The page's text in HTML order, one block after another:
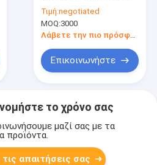
έγγραφο φίλτρων
καφέ 2 - 4
φλυτζανιών
Τιμή:negotiated
MOQ:3000
Λάβετε την πιο πρόσφατη τιμή
Επικοινωνήστε
το χρόνο σας
μαζί σας με τα
προϊόντα.
απαιτήσεις σας